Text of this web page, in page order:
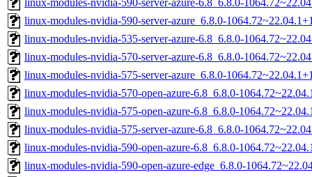
linux-modules-nvidia-590-server-azure-6.8_6.8.0-
linux-modules-nvidia-590-server-azure_6.8.0-
linux-modules-nvidia-535-server-azure-6.8_6.8.0-
linux-modules-nvidia-570-server-azure-6.8_6.8.0-
linux-modules-nvidia-575-server-azure_6.8.0-
linux-modules-nvidia-570-open-azure-6.8_6.8.0-
linux-modules-nvidia-575-open-azure-6.8_6.8.0-
linux-modules-nvidia-575-server-azure-6.8_6.8.0-
linux-modules-nvidia-590-open-azure-6.8_6.8.0-
linux-modules-nvidia-590-open-azure-edge_6.8.0-